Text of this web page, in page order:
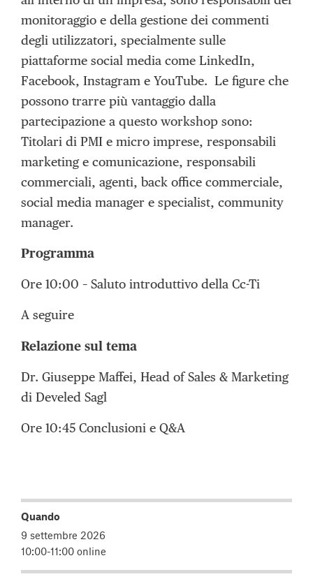
monitoraggio e della gestione dei commenti
degli utilizzatori, specialmente sulle
piattaforme social media come LinkedIn,
Facebook, Instagram e YouTube. Le figure che
possono trarre più vantaggio dalla
partecipazione a questo workshop sono:
Titolari di PMI e micro imprese, responsabili
marketing e comunicazione, responsabili
commerciali, agenti, back office commerciale,
social media manager e specialist, community
manager.
Programma
Ore 10:00 – Saluto introduttivo della Cc-Ti
A seguire
Relazione sul tema
Dr. Giuseppe Maffei, Head of Sales & Marketing
di Develed Sagl
Ore 10:45 Conclusioni e Q&A
Quando
9 settembre 2026
10:00-11:00 online